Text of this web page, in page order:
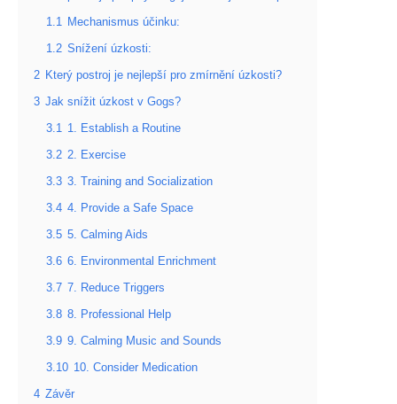
1.1 Mechanismus účinku:
1.2 Snížení úzkosti:
2 Který postroj je nejlepší pro zmírnění úzkosti?
3 Jak snížit úzkost v Gogs?
3.1 1. Establish a Routine
3.2 2. Exercise
3.3 3. Training and Socialization
3.4 4. Provide a Safe Space
3.5 5. Calming Aids
3.6 6. Environmental Enrichment
3.7 7. Reduce Triggers
3.8 8. Professional Help
3.9 9. Calming Music and Sounds
3.10 10. Consider Medication
4 Závěr